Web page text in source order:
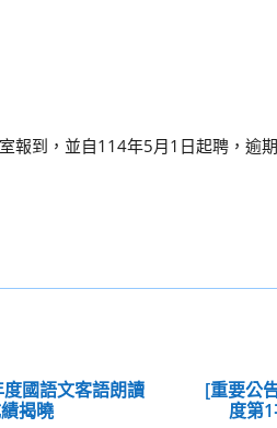
報到，並自114年5月1日起聘，逾
國語文客語朗讀
揭曉
[重要公
度第